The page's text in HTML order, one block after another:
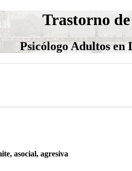
Trastorno
Psicólogo Adultos en
asocial, agresiva